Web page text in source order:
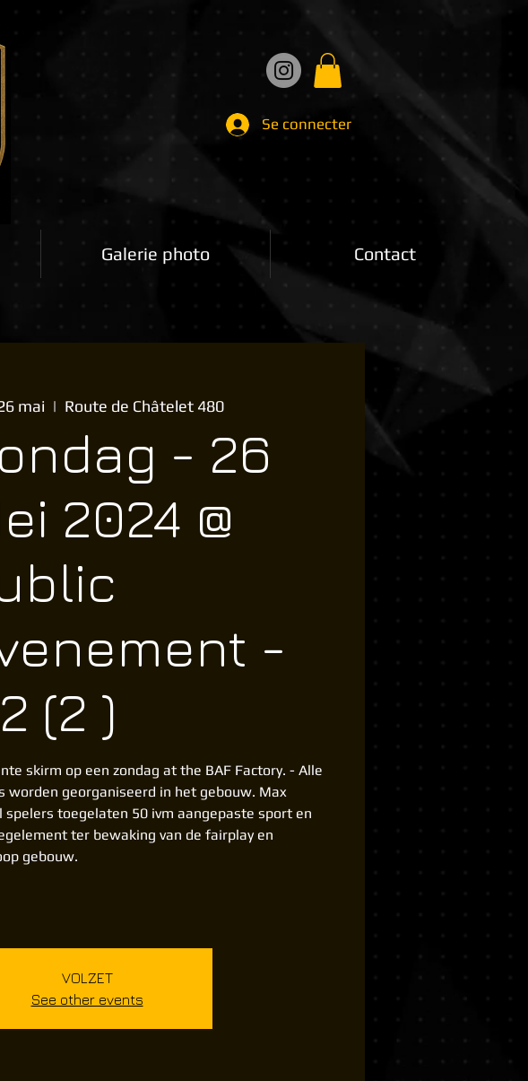
Se connecter
Galerie photo Contact
mai
  |
Route de Châtelet 480
- 26
2024 @
-
(2 )
skirm op een zondag at the BAF Factory. - Alle
worden georganiseerd in het gebouw. Max
spelers toegelaten 50 ivm aangepaste sport en
ter bewaking van de fairplay en
gebouw.
VOLZET
See other events